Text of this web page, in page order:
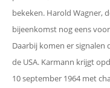
bekeken. Harold Wagner,
bijeenkomst nog eens
Daarbij komen er
de USA. Karmann krijgt
10 september 1964 met